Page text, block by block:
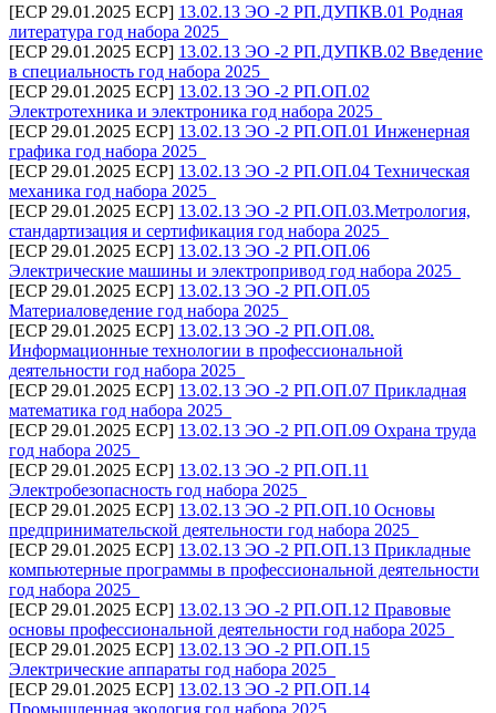
[ECP 29.01.2025 ECP] 13.02.13 ЭО -2 РП.ДУПКВ.01 Родная
литература год набора 2025_
[ECP 29.01.2025 ECP] 13.02.13 ЭО -2 РП.ДУПКВ.02 Введение
в специальность год набора 2025_
[ECP 29.01.2025 ECP] 13.02.13 ЭО -2 РП.ОП.02
Электротехника и электроника год набора 2025_
[ECP 29.01.2025 ECP] 13.02.13 ЭО -2 РП.ОП.01 Инженерная
графика год набора 2025_
[ECP 29.01.2025 ECP] 13.02.13 ЭО -2 РП.ОП.04 Техническая
механика год набора 2025_
[ECP 29.01.2025 ECP] 13.02.13 ЭО -2 РП.ОП.03.Метрология,
стандартизация и сертификация год набора 2025_
[ECP 29.01.2025 ECP] 13.02.13 ЭО -2 РП.ОП.06
Электрические машины и электропривод год набора 2025_
[ECP 29.01.2025 ECP] 13.02.13 ЭО -2 РП.ОП.05
Материаловедение год набора 2025_
[ECP 29.01.2025 ECP] 13.02.13 ЭО -2 РП.ОП.08.
Информационные технологии в профессиональной
деятельности год набора 2025_
[ECP 29.01.2025 ECP] 13.02.13 ЭО -2 РП.ОП.07 Прикладная
математика год набора 2025_
[ECP 29.01.2025 ECP] 13.02.13 ЭО -2 РП.ОП.09 Охрана труда
год набора 2025_
[ECP 29.01.2025 ECP] 13.02.13 ЭО -2 РП.ОП.11
Электробезопасность год набора 2025_
[ECP 29.01.2025 ECP] 13.02.13 ЭО -2 РП.ОП.10 Основы
предпринимательской деятельности год набора 2025_
[ECP 29.01.2025 ECP] 13.02.13 ЭО -2 РП.ОП.13 Прикладные
компьютерные программы в профессиональной деятельности
год набора 2025_
[ECP 29.01.2025 ECP] 13.02.13 ЭО -2 РП.ОП.12 Правовые
основы профессиональной деятельности год набора 2025_
[ECP 29.01.2025 ECP] 13.02.13 ЭО -2 РП.ОП.15
Электрические аппараты год набора 2025_
[ECP 29.01.2025 ECP] 13.02.13 ЭО -2 РП.ОП.14
Промышленная экология год набора 2025_